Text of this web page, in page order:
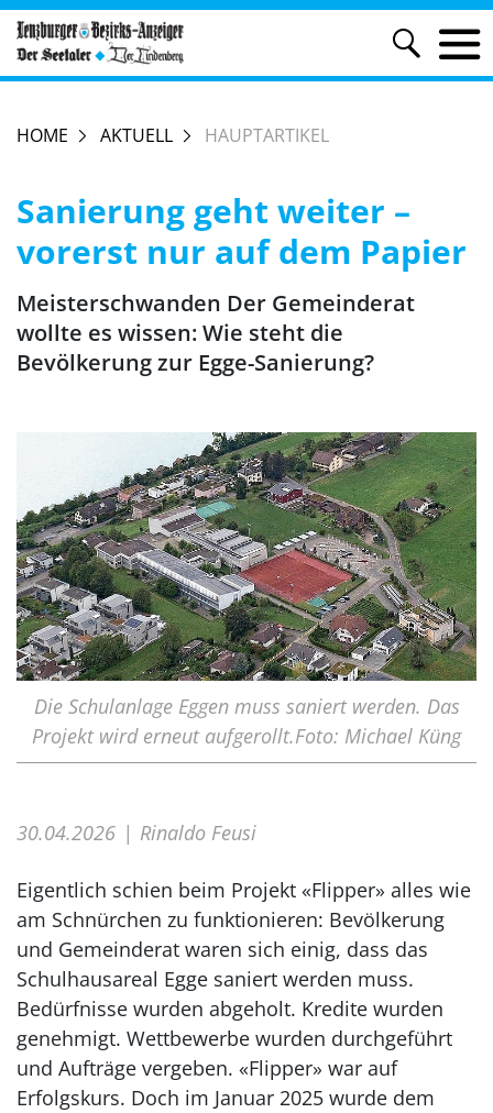
HOME AKTUELL HAUPTARTIKEL
Sanierung geht weiter –
vorerst nur auf dem Papier
Meisterschwanden Der Gemeinderat
wollte es wissen: Wie steht die
Bevölkerung zur Egge-Sanierung?
Die Schulanlage Eggen muss saniert werden. Das
Projekt wird erneut aufgerollt.Foto: Michael Küng
30.04.2026 Rinaldo Feusi
Eigentlich schien beim Projekt «Flipper» alles wie
am Schnürchen zu funktionieren: Bevölkerung
und Gemeinderat waren sich einig, dass das
Schulhausareal Egge saniert werden muss.
Bedürfnisse wurden abgeholt. Kredite wurden
genehmigt. Wettbewerbe wurden durchgeführt
und Aufträge vergeben. «Flipper» war auf
Erfolgskurs. Doch im Januar 2025 wurde dem